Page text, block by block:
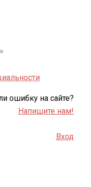
ошибку на сайте?
Напишите нам!
Вход